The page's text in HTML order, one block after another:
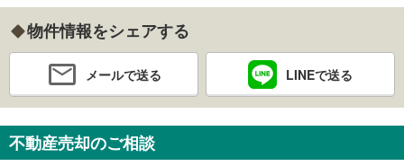
物件情報をシェアする
メールで送る LINEで送る
不動産売却のご相談